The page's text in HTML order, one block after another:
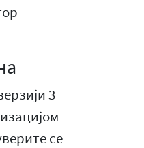
3
се